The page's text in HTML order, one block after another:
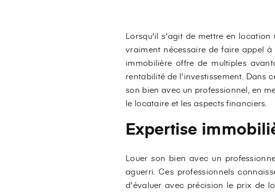
Lorsqu'il s'agit de mettre en location
vraiment nécessaire de faire appel
immobilière offre de multiples
rentabilité de l'investissement. Dans
son bien avec un professionnel, en
le locataire et les aspects financiers.
Expertise
Louer son bien avec un
aguerri. Ces professionnels
d'évaluer avec précision le prix de